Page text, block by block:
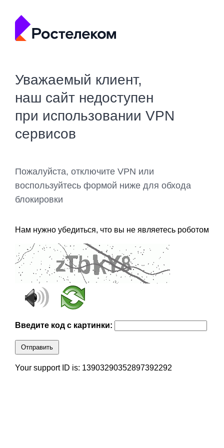
Уважаемый клиент,
наш сайт недоступен
при использовании VPN
сервисов
Пожалуйста, отключите VPN или
воспользуйтесь формой ниже для обхода
блокировки
Нам нужно убедиться, что вы не являетесь роботом
Введите код с картинки:
Отправить
Your support ID is: 13903290352897392292